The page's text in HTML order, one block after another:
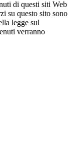
di questi siti Web
su questo sito sono
legge sul
verranno